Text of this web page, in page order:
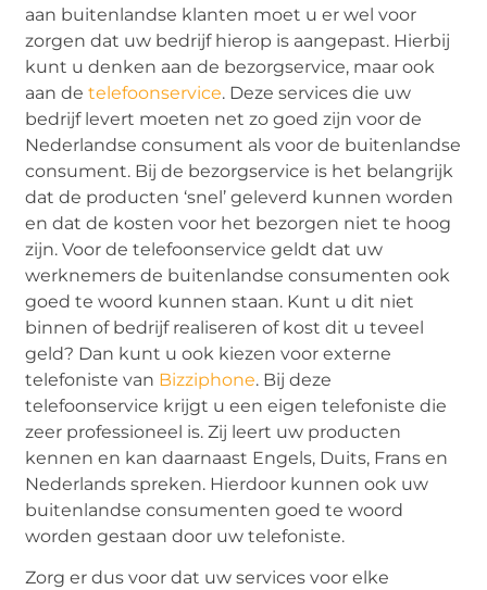
aan buitenlandse klanten moet u er wel voor
zorgen dat uw bedrijf hierop is aangepast. Hierbij
kunt u denken aan de bezorgservice, maar ook
aan detelefoonservice. Deze services die uw
bedrijf levert moeten net zo goed zijn voor de
Nederlandse consument als voor de buitenlandse
consument. Bij de bezorgservice is het belangrijk
dat de producten ‘snel’ geleverd kunnen worden
en dat de kosten voor het bezorgen niet te hoog
zijn. Voor de telefoonservice geldt dat uw
werknemers de buitenlandse consumenten ook
goed te woord kunnen staan. Kunt u dit niet
binnen of bedrijf realiseren of kost dit u teveel
geld? Dan kunt u ook kiezen voor externe
telefoniste van Bizziphone. Bij deze
telefoonservice krijgt u een eigen telefoniste die
zeer professioneel is. Zij leert uw producten
kennen en kan daarnaast Engels, Duits, Frans en
Nederlands spreken. Hierdoor kunnen ook uw
buitenlandse consumenten goed te woord
worden gestaan door uw telefoniste.
Zorg er dus voor dat uw services voor elke